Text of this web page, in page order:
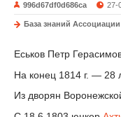
996d67df0d686ca 27-
База знаний Ассоциации
Еськов Петр
На конец 1814 г. — 28
Из дворян